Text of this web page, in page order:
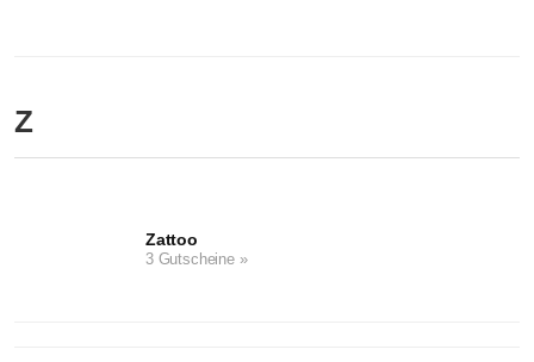
Z
Zattoo
3 Gutscheine »